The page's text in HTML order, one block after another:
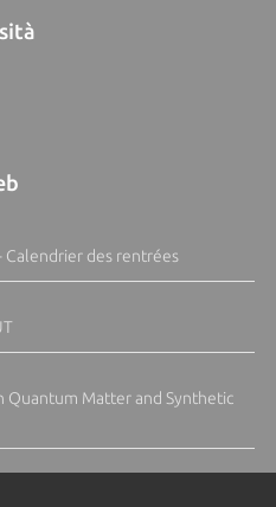
des rentrées
Quantum Matter and Synthetic